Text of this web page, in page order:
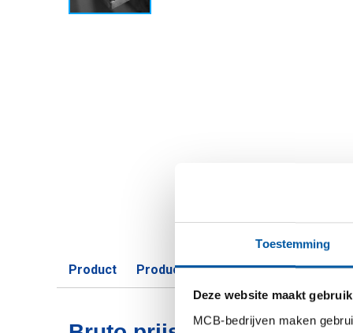
Toestemming
Deze website maakt
MCB-bedrijven maken
Product Product omschrijving Bruto